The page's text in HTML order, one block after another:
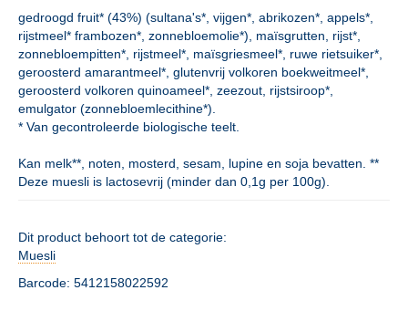
gedroogd fruit* (43%) (sultana's*, vijgen*, abrikozen*, appels*,
rijstmeel* frambozen*, zonnebloemolie*), maïsgrutten, rijst*,
zonnebloempitten*, rijstmeel*, maïsgriesmeel*, ruwe rietsuiker*,
geroosterd amarantmeel*, glutenvrij volkoren boekweitmeel*,
geroosterd volkoren quinoameel*, zeezout, rijstsiroop*,
emulgator (zonnebloemlecithine*).
* Van gecontroleerde biologische teelt.
Kan melk**, noten, mosterd, sesam, lupine en soja bevatten. **
Deze muesli is lactosevrij (minder dan 0,1g per 100g).
Dit product behoort tot de categorie:
Muesli
Barcode: 5412158022592